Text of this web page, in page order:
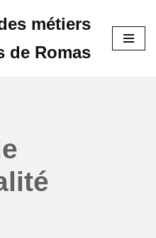
métiers
de Romas